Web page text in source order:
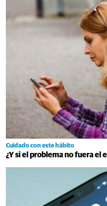
Cuidado con este hábito
¿Y si el problema no fuera el